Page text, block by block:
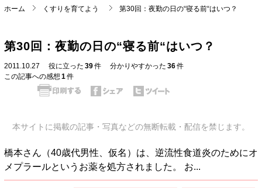
ホーム くすりを育てよう 第30回：夜勤の日の“寝る前“はいつ？
第30回：夜勤の日の“寝る前“はいつ？
2011.10.27 役に立った 39件 分かりやすかった 36件
この記事への感想 1件
本サイトに掲載の記事・写真などの無断転載・配信を禁じます。
橋本さん（40歳代男性、仮名）は、逆流性食道炎のためにオ
メプラールというお薬を処方されました。 お...